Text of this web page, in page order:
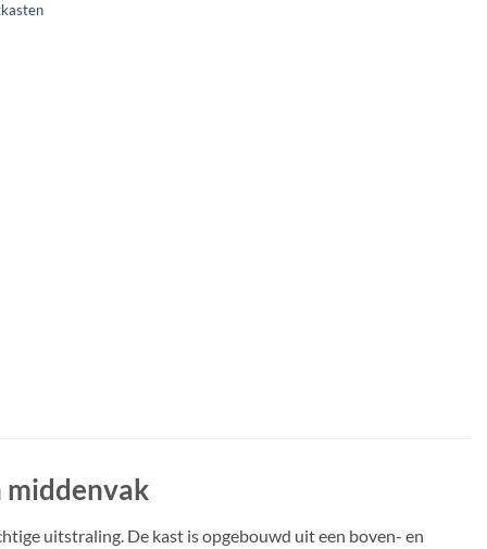
uitstraling. De kast is opgebouwd uit een boven- en